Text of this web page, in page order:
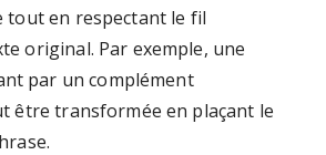
en respectant le fil
original. Par exemple, une
par un complément
être transformée en plaçant le